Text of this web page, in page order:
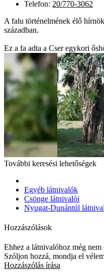
Telefon: 20/770-3062
A falu történelmének élő
században.
Ez a fa adta a Cser egykori
További keresési lehetőségek
Egyéb látnivalók
Csönge látnivalói
Nyugat-Dunántúl
Hozzászólások
Ehhez a látnivalóhoz még nem
Szóljon hozzá, mondja el
Hozzászólás írása